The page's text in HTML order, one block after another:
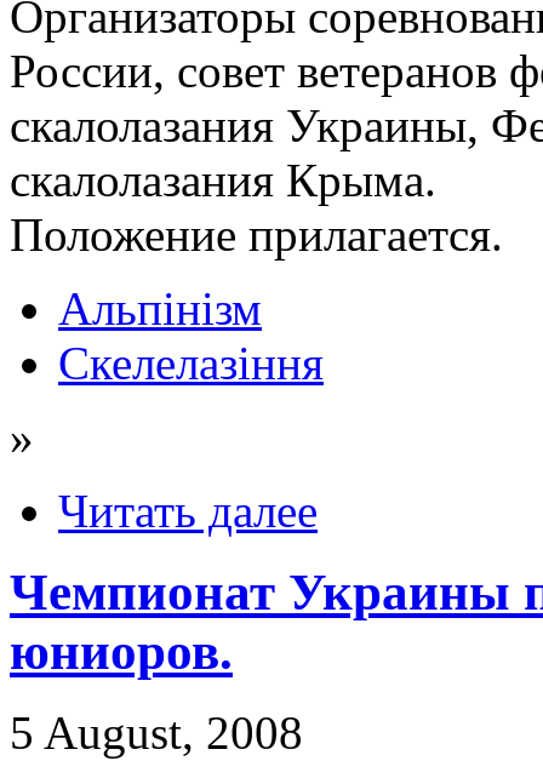
Организаторы
России, совет ветеранов
скалолазания Украины,
скалолазания Крыма.
Положение прилагается.
Альпінізм
Скелелазіння
»
Читать далее
Чемпионат Украины
юниоров.
5 August, 2008